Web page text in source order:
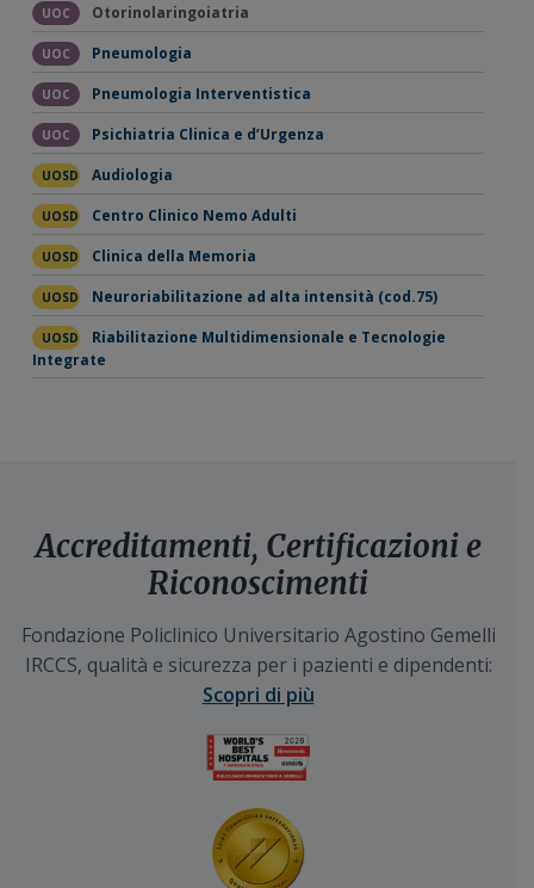
UOC Otorinolaringoiatria
UOC Pneumologia
UOC Pneumologia Interventistica
UOC Psichiatria Clinica e d’Urgenza
UOSD Audiologia
UOSD Centro Clinico Nemo Adulti
UOSD Clinica della Memoria
UOSD Neuroriabilitazione ad alta intensità (cod.75)
UOSD
Riabilitazione Multidimensionale e Tecnologie
Integrate
Accreditamenti, Certificazioni e
Riconoscimenti
Fondazione Policlinico Universitario Agostino Gemelli
IRCCS, qualità e sicurezza per i pazienti e dipendenti:
Scopri di più